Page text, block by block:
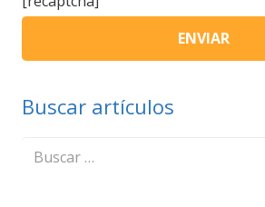
Buscar artículos